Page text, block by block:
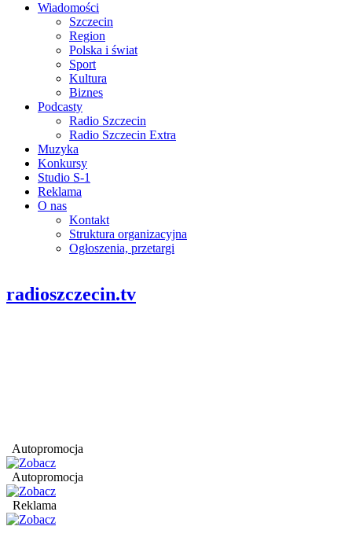
Wiadomości
Szczecin
Region
Polska i świat
Sport
Kultura
Biznes
Podcasty
Radio Szczecin
Radio Szczecin Extra
Muzyka
Konkursy
Studio S-1
Reklama
O nas
Kontakt
Struktura organizacyjna
Ogłoszenia, przetargi
radioszczecin.tv
Autopromocja
Autopromocja
Reklama